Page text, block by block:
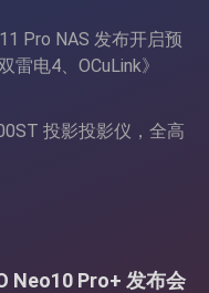
Pro NAS 发布开启预
雷电4、OCuLink》
投影投影仪，全高
Neo10 Pro+ 发布会